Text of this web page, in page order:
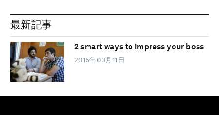
最新記事
2 smart ways to impress your boss
2015年03月11日